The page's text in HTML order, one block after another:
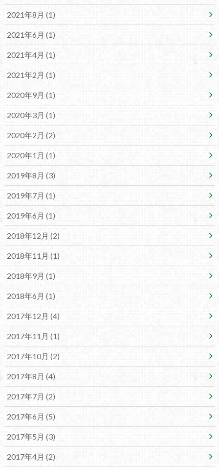
2021年8月 (1)
2021年6月 (1)
2021年4月 (1)
2021年2月 (1)
2020年9月 (1)
2020年3月 (1)
2020年2月 (2)
2020年1月 (1)
2019年8月 (3)
2019年7月 (1)
2019年6月 (1)
2018年12月 (2)
2018年11月 (1)
2018年9月 (1)
2018年6月 (1)
2017年12月 (4)
2017年11月 (1)
2017年10月 (2)
2017年8月 (4)
2017年7月 (2)
2017年6月 (5)
2017年5月 (3)
2017年4月 (2)